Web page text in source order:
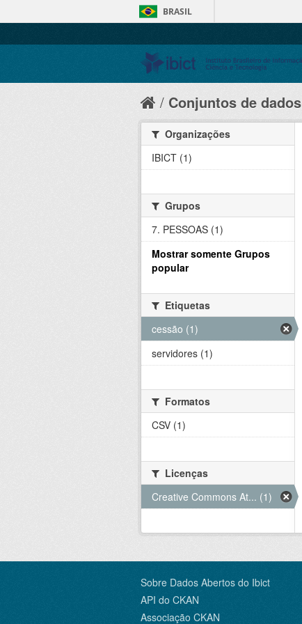
BRASIL
Conjuntos de dados
Organizações
IBICT (1)
Grupos
7. PESSOAS (1)
Mostrar somente Grupos
popular
Etiquetas
cessão (1)
servidores (1)
Formatos
CSV (1)
Licenças
Creative Commons At... (1)
Sobre Dados Abertos do Ibict
API do CKAN
Associação CKAN